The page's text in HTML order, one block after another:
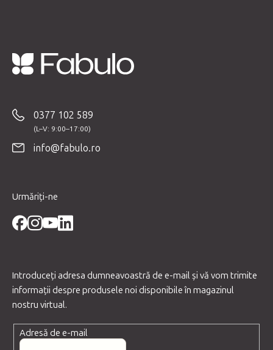
0377 102 589
info@fabulo.ro
Urmăriți-ne
Introduceţi adresa dumneavoastră de e-mail şi vă vom trimite
informaţii despre produsele noi disponibile în magazinul
nostru virtual.
Adresă de e-mail